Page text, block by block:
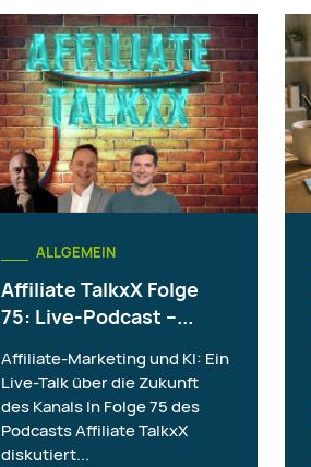
ALLGEMEIN
Affiliate TalkxX Folge
75: Live-Podcast –...
Affiliate-Marketing und KI: Ein
Live-Talk über die Zukunft
des Kanals In Folge 75 des
Podcasts Affiliate TalkxX
diskutiert...